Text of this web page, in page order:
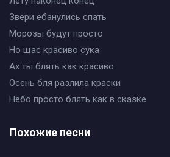
Звери ебанулись спать
Морозы будут просто
Но щас красиво сука
Ах ты блять как красиво
Осень бля разлила краски
Небо просто блять как в сказке
Похожие песни